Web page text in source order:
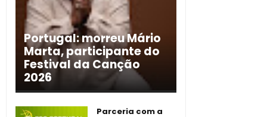
Portugal: morreu Mário
Marta, participante do
Festival da Canção
2026
Parceria com a